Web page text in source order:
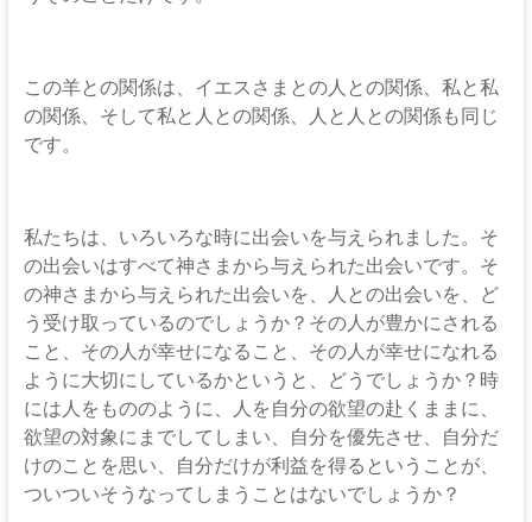
この羊との関係は、イエスさまとの人との関係、私と私
の関係、そして私と人との関係、人と人との関係も同じ
です。
私たちは、いろいろな時に出会いを与えられました。そ
の出会いはすべて神さまから与えられた出会いです。そ
の神さまから与えられた出会いを、人との出会いを、ど
う受け取っているのでしょうか？その人が豊かにされる
こと、その人が幸せになること、その人が幸せになれる
ように大切にしているかというと、どうでしょうか？時
には人をもののように、人を自分の欲望の赴くままに、
欲望の対象にまでしてしまい、自分を優先させ、自分だ
けのことを思い、自分だけが利益を得るということが、
ついついそうなってしまうことはないでしょうか？